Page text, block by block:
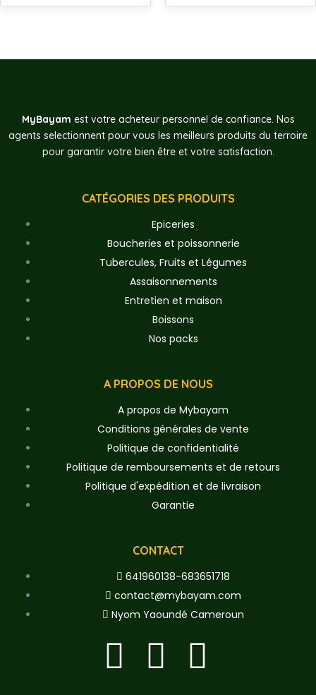
MyBayam est votre acheteur personnel de confiance. Nos
agents selectionnent pour vous les meilleurs produits du terroire
pour garantir votre bien être et votre satisfaction.
CATÉGORIES DES PRODUITS
Epiceries
Boucheries et poissonnerie
Tubercules, Fruits et Légumes
Assaisonnements
Entretien et maison
Boissons
Nos packs
A PROPOS DE NOUS
A propos de Mybayam
Conditions générales de vente
Politique de confidentialité
Politique de remboursements et de retours
Politique d'expédition et de livraison
Garantie
CONTACT
641960138-683651718
contact@mybayam.com
Nyom Yaoundé Cameroun
F T Y